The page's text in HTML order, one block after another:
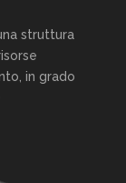
struttura
in grado